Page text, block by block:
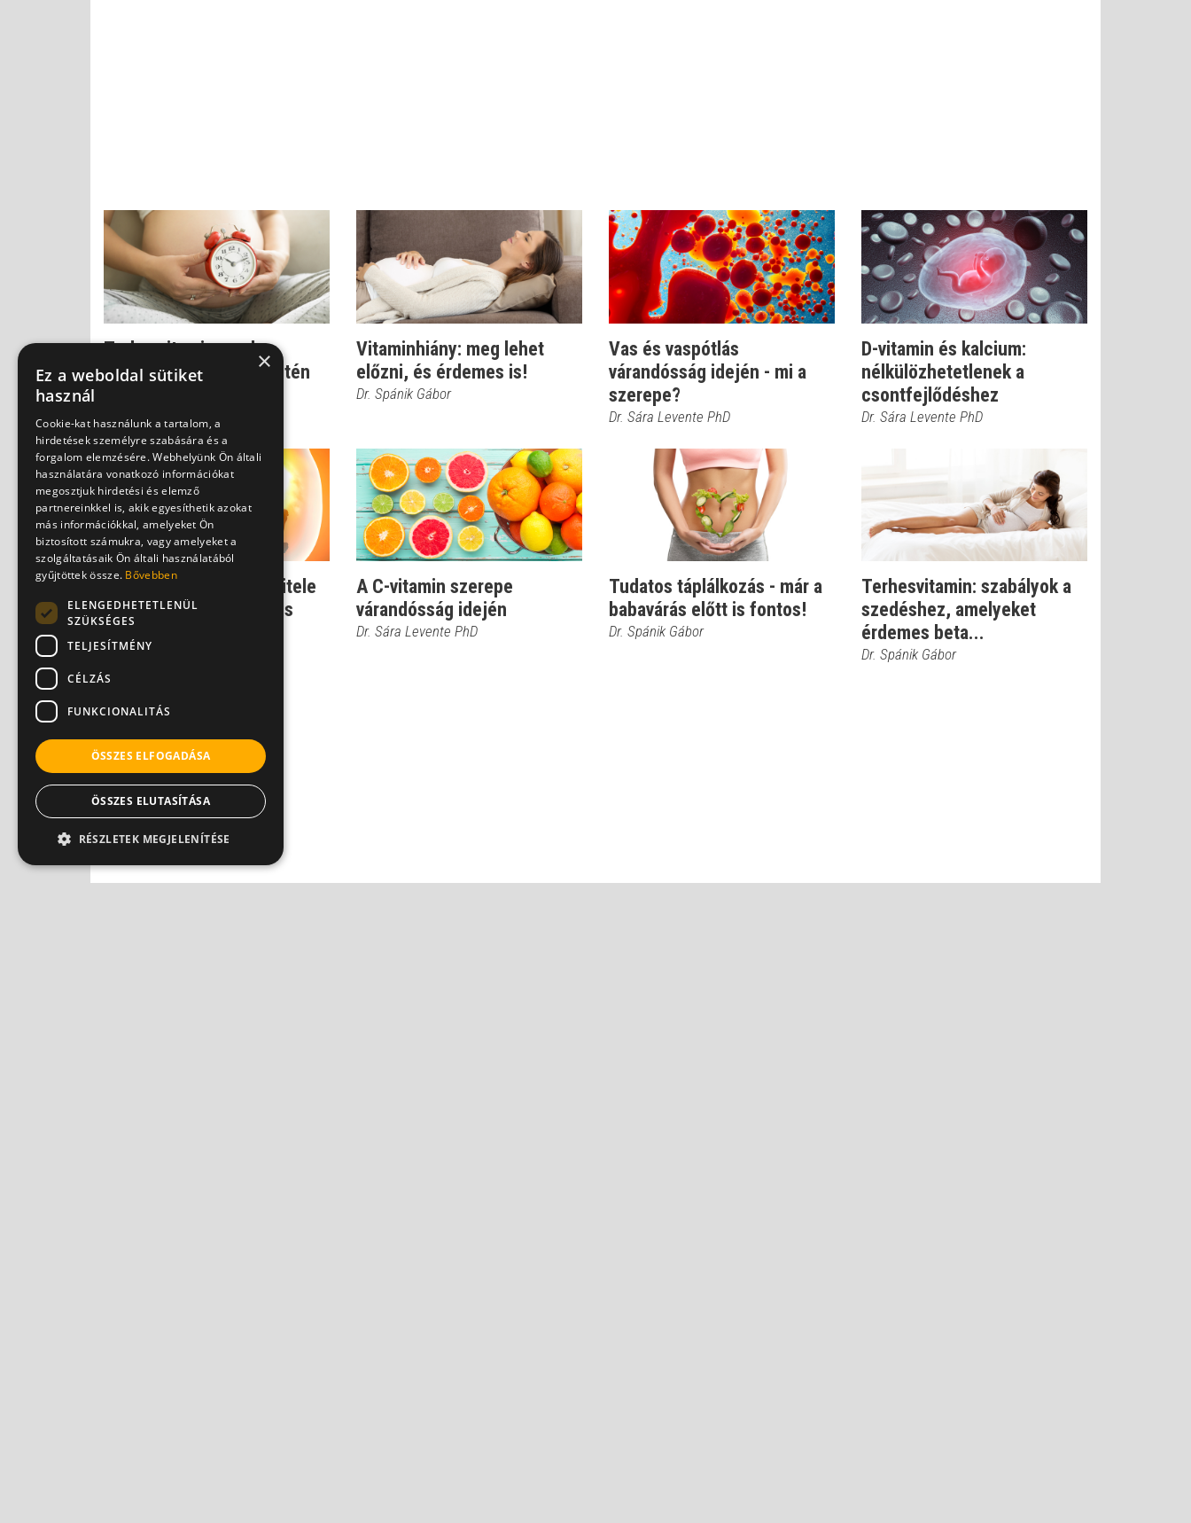
Terhesvitamin: csak
rendszeres szedés esetén
Dr. Spánik Gábor
Vitaminhiány: meg lehet
előzni, és érdemes is!
Dr. Spánik Gábor
Vas és vaspótlás
várandósság idején - mi a
szerepe?
Dr. Sára Levente PhD
D-vitamin és kalcium:
nélkülözhetetlenek a
csontfejlődéshez
Dr. Sára Levente PhD
A folsav megfelelő bevitele
már a fogantatás előtt is
A C-vitamin szerepe
várandósság idején
Dr. Sára Levente PhD
Tudatos táplálkozás - már a
babavárás előtt is fontos!
Dr. Spánik Gábor
Terhesvitamin: szabályok a
szedéshez, amelyeket
érdemes beta...
Dr. Spánik Gábor
×
Ez a weboldal sütiket
használ
Cookie-kat használunk a tartalom, a
hirdetések személyre szabására és a
forgalom elemzésére. Webhelyünk Ön általi
használatára vonatkozó információkat
megosztjuk hirdetési és elemző
partnereinkkel is, akik egyesíthetik azokat
más információkkal, amelyeket Ön
biztosított számukra, vagy amelyeket a
szolgáltatásaik Ön általi használatából
gyűjtöttek össze. Bővebben
ELENGEDHETETLENÜL
SZÜKSÉGES
TELJESÍTMÉNY
CÉLZÁS
FUNKCIONALITÁS
ÖSSZES ELFOGADÁSA
ÖSSZES ELUTASÍTÁSA
RÉSZLETEK MEGJELENÍTÉSE